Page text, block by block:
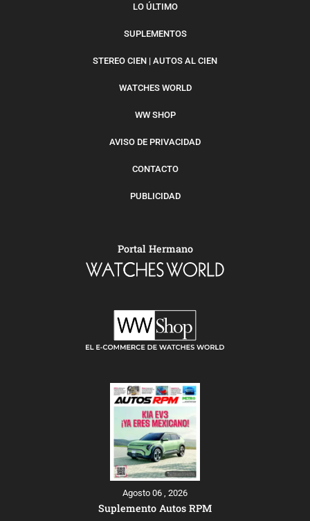
LO ÚLTIMO
SUPLEMENTOS
STEREO CIEN | AUTOS AL CIEN
WATCHES WORLD
WW SHOP
AVISO DE PRIVACIDAD
CONTACTO
PUBLICIDAD
Portal Hermano
Agosto 06 , 2026
Suplemento Autos RPM